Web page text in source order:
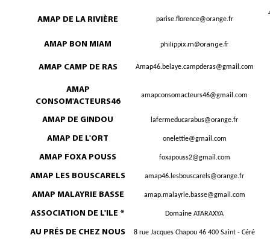
AMAP DE LA RIVIÈRE parise.florence@orange.fr
AMAP BON MIAM philippix.m@orange.fr
AMAP CAMP DE RAS Amap46.belaye.campderas@gmail.com
AMAP
CONSOM'ACTEURS46
amapconsomacteurs46@gmail.com
AMAP DE GINDOU lafermeducarabus@orange.fr
AMAP DE L'ORT onelettie@gmail.com
AMAP FOXA POUSS foxapouss2@gmail.com
AMAP LES BOUSCARELS amap46.lesbouscarels@orange.fr
AMAP MALAYRIE BASSE amap.malayrie.basse@gmail.com
ASSOCIATION DE L'ILE * Domaine ATARAXYA
AU PRÉS DE CHEZ NOUS 8 rue Jacques Chapou 46 400 Saint - Céré